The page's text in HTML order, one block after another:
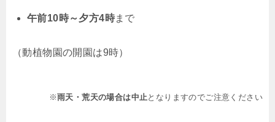
午前10時～夕方4時まで
（動植物園の開園は9時）
※雨天・荒天の場合は中止 となりますのでご注意ください